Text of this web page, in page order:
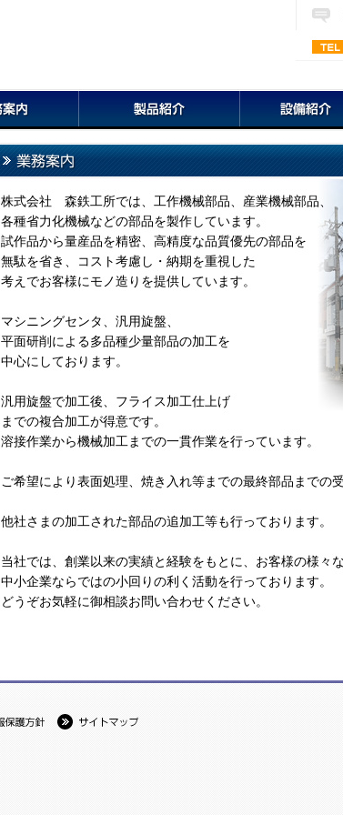
株式会社 森鉄工所では、工作機械部品、産業機械部品、
各種省力化機械などの部品を製作しています。
試作品から量産品を精密、高精度な品質優先の部品を
無駄を省き、コスト考慮し・納期を重視した
考えでお客様にモノ造りを提供しています。
マシニングセンタ、汎用旋盤、
平面研削による多品種少量部品の加工を
中心にしております。
汎用旋盤で加工後、フライス加工仕上げ
までの複合加工が得意です。
溶接作業から機械加工までの一貫作業を行っています。
ご希望により表面処理、焼き入れ等までの最終部品までの
他社さまの加工された部品の追加工等も行っております。
当社では、創業以来の実績と経験をもとに、お客様の様々
中小企業ならではの小回りの利く活動を行っております。
どうぞお気軽に御相談お問い合わせください。